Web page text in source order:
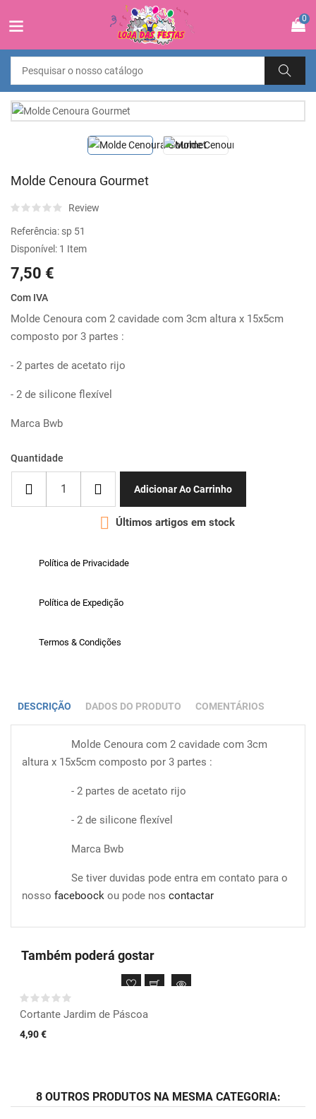
0
Molde Cenoura Gourmet
Review
Referência: sp 51
Disponível: 1 Item
7,50 €
Com IVA
Molde Cenoura com 2 cavidade com 3cm altura x 15x5cm
composto por 3 partes :
- 2 partes de acetato rijo
- 2 de silicone flexível
Marca Bwb
Quantidade
Adicionar Ao Carrinho
 Últimos artigos em stock
Política de Privacidade
Política de Expedição
Termos & Condições
DESCRIÇÃO DADOS DO PRODUTO COMENTÁRIOS
Molde Cenoura com 2 cavidade com 3cm
altura x 15x5cm composto por 3 partes :
- 2 partes de acetato rijo
- 2 de silicone flexível
Marca Bwb
Se tiver duvidas pode entra em contato para o
nosso faceboock ou pode nos contactar
Também poderá gostar
Cortante Jardim de Páscoa
4,90 €
8 OUTROS PRODUTOS NA MESMA CATEGORIA: